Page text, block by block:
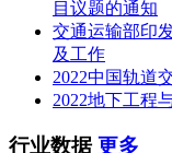
目议题的通知
交通运输部印
及工作
2022中国轨道
2022地下工程
行业数据更多